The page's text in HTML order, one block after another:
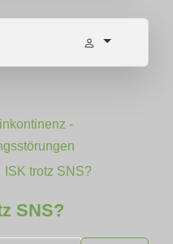
-
ISK trotz SNS?
SNS?